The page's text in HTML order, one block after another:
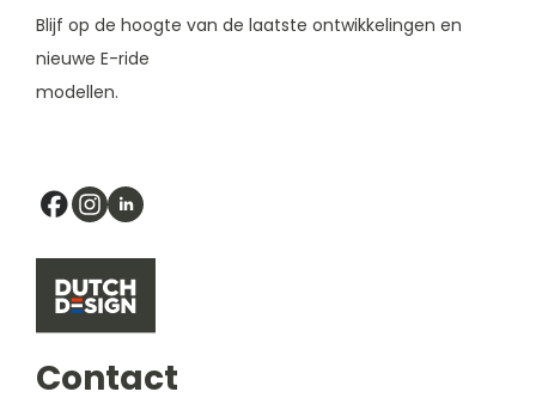
Blijf op de hoogte van de laatste ontwikkelingen en
nieuwe E-ride
modellen.
Contact